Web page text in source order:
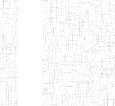
ENIEG LES